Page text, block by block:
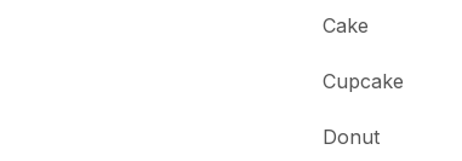
Cake
Cupcake
Donut